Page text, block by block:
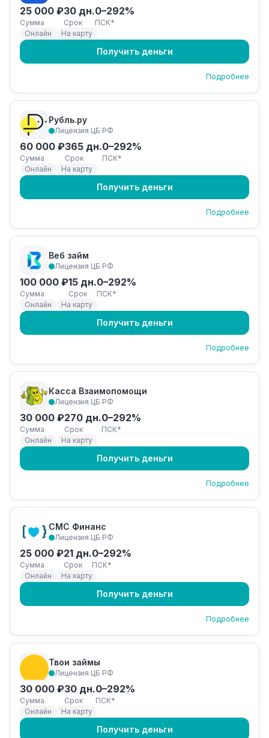
25 000 ₽
Сумма
30 дн.
Срок
0–292%
ПСК*
Онлайн
На карту
Получить деньги
Подробнее
Рубль.ру
Лицензия ЦБ РФ
60 000 ₽
Сумма
365 дн.
Срок
0–292%
ПСК*
Онлайн
На карту
Получить деньги
Подробнее
Веб займ
Лицензия ЦБ РФ
100 000 ₽
Сумма
15 дн.
Срок
0–292%
ПСК*
Онлайн
На карту
Получить деньги
Подробнее
Касса Взаимопомощи
Лицензия ЦБ РФ
30 000 ₽
Сумма
270 дн.
Срок
0–292%
ПСК*
Онлайн
На карту
Получить деньги
Подробнее
СМС Финанс
Лицензия ЦБ РФ
25 000 ₽
Сумма
21 дн.
Срок
0–292%
ПСК*
Онлайн
На карту
Получить деньги
Подробнее
Твои займы
Лицензия ЦБ РФ
30 000 ₽
Сумма
30 дн.
Срок
0–292%
ПСК*
Онлайн
На карту
Получить деньги